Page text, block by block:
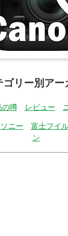
ゴリー別アー
の噂 レビュー
ソニー 富士フイ
ン